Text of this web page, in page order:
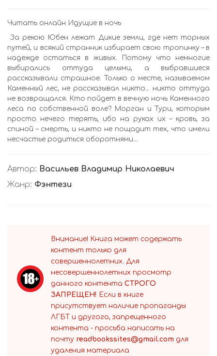
Читать онлайн Идущие в ночь
За рекою Юбен лежат Дикие земли, где нет торных
путей, и всякий странник избирает свою тропинку – в
надежде остаться в живых. Потому что немногие
выбирались оттуда целыми, а выбравшиеся
рассказывали страшное. Только о месте, называемом
Каменный лес, не рассказывал никто... никто оттуда
не возвращался. Кто пойдет в вечную ночь Каменного
леса по собственной воле? Морган и Тури, которым
просто нечего терять, ибо на руках их – кровь, за
спиной – смерть, и никто не пощадит тех, что имели
несчастье родиться оборотнями...
Автор: Васильев Владимир Николаевич
Жанр: Фэнтези
Внимание! Книга может содержать
контент только для
совершеннолетних. Для
несовершеннолетних просмотр
данного контента СТРОГО
ЗАПРЕЩЕН! Если в книге
присутствует наличие пропаганды
ЛГБТ и другого, запрещенного
контента - просьба написать на
почту readbookssites@gmail.com для
удаления материала